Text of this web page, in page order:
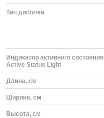
Тип дисплея
Индикатор активного состояния
Active Status Light
Длина, см
Ширина, см
Высота, см